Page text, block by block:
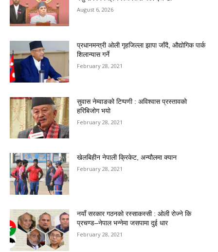
August 6, 2026
प्रधानमन्त्री ओली गृहजिल्ला झापा जाँदै, औद्योगिक पार्क
शिलान्यास गर्ने
February 28, 2021
सुवास नेम्वाङको टिप्पणी : अविश्वास प्रस्तावको
हरिबिजोग भयो
February 28, 2021
खेलबिहीन नेपाली क्रिकेट, अन्यौलमा क्यान
February 28, 2021
नयाँ सरकार गठनको रस्साकस्सी : ओली रोज्ने कि
प्रचण्ड–नेपाल भन्नेमा जसपामा दुई धार
February 28, 2021